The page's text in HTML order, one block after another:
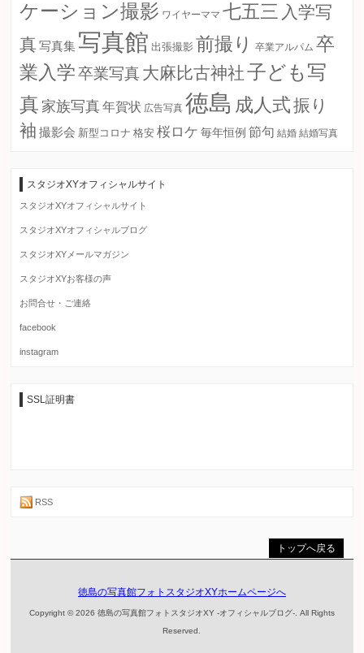
ケーション撮影 ワイヤーママ 七五三 入学写
真 写真集 写真館 出張撮影 前撮り 卒業アルパム 卒
業入学 卒業写真大麻比古神社子ども写
真 家族写真年賀状 広告写真 徳島 成人式振り
袖 撮影会 新型コロナ 格安 桜ロケ 毎年恒例 節句 結婚 結婚写真
スタジオXYオフィシャルサイト
スタジオXYオフィシャルサイト
スタジオXYオフィシャルブログ
スタジオXYメールマガジン
スタジオXYお客様の声
お問合せ・ご連絡
facebook
instagram
SSL証明書
RSS
トップへ戻る
徳島の写真館フォトスタジオXYホームページへ
Copyright © 2026 徳島の写真館フォトスタジオXY -オフィシャルブログ-. All Rights
Reserved.